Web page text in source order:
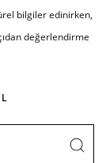
bilgiler edinirken,
değerlendirme